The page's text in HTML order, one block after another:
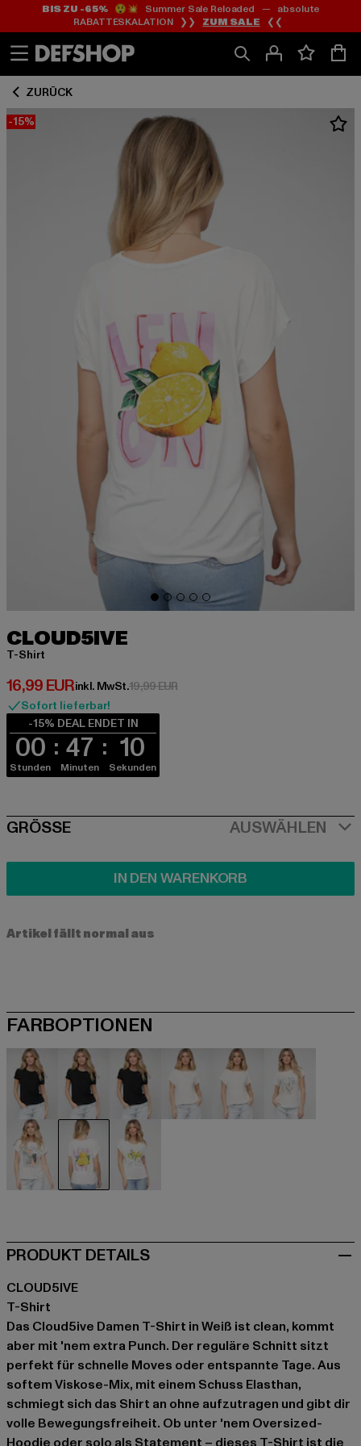
Zum
Inhalt
springen
Zum
Fußzeile
springen
BIS ZU -65%😲💥 Summer Sale Reloaded — absolute
RABATTESKALATION ❯❯ ZUM SALE ❮❮
ZURÜCK
-15%
CLOUD5IVE
T-Shirt
16,99 EUR
Derzeitiger Preis: 16,99 EUR
inkl. MwSt.19,99 EURAktionspreis: 19,99 EUR
Sofort lieferbar!
-15% DEAL ENDET IN
00
Stunden
47
Minuten
10
Sekunden
SIZE
GRÖSSE AUSWÄHLEN
IN DEN WARENKORB
Artikel fällt normal aus
FARBOPTIONEN
schwarzschwarzschwarz
PRODUKT DETAILS
CLOUD5IVE
T-Shirt
Das Cloud5ive Damen T-Shirt in Weiß ist clean, kommt
aber mit 'nem extra Punch. Der reguläre Schnitt sitzt
perfekt für schnelle Moves oder entspannte Tage. Aus
softem Viskose-Mix, mit einem Schuss Elasthan,
schmiegt sich das Shirt an ohne aufzutragen und gibt dir
volle Bewegungsfreiheit. Ob unter 'nem Oversized-